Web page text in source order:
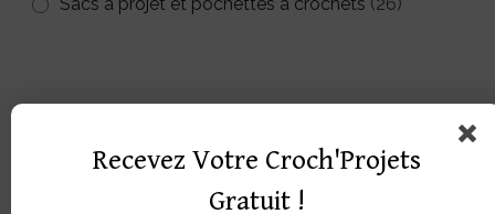
Recevez Votre Croch'Projets
Gratuit !